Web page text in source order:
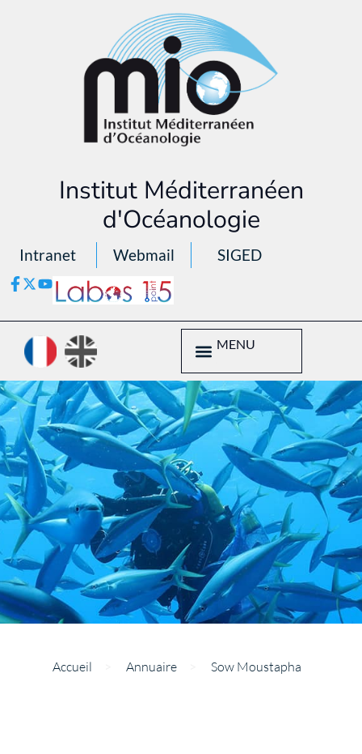
Institut Méditerranéen
d'Océanologie
Intranet Webmail SIGED
MENU
Accueil Annuaire Sow Moustapha